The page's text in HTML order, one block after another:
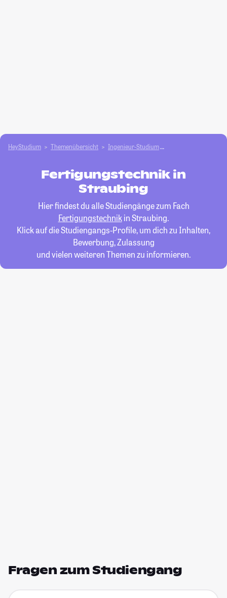
HeyStudium Themenübersicht Ingenieur-Studium
Fertigungstechnik in
Straubing
Hier findest du alle Studiengänge zum Fach
Fertigungstechnikin Straubing.
Klick auf die Studiengangs-Profile, um dich zu Inhalten,
Bewerbung, Zulassung
und vielen weiteren Themen zu informieren.
Fragen zum Studiengang